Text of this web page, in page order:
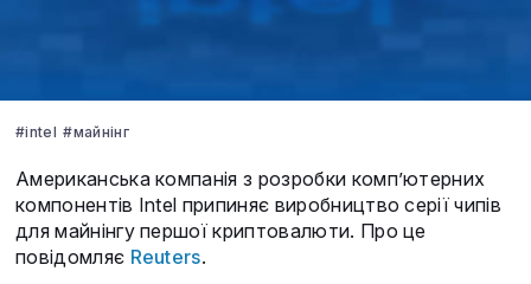
#intel #майнінг
Американська компанія з розробки комп’ютерних
компонентів Intel припиняє виробництво серії чипів
для майнінгу першої криптовалюти. Про це
повідомляє Reuters.